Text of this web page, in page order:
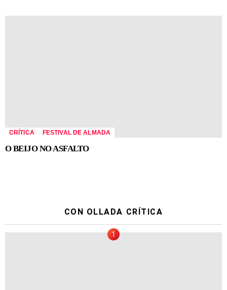
CRÍTICA FESTIVAL DE ALMADA
O BEIJO NO ASFALTO
CON OLLADA CRÍTICA